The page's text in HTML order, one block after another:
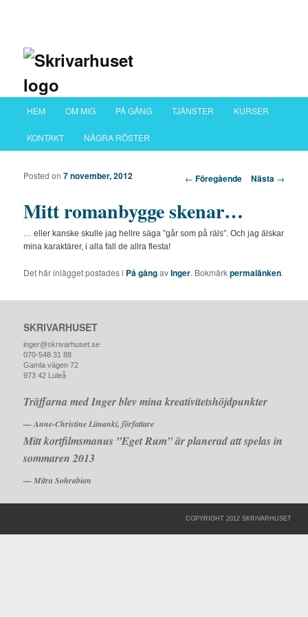
Hoppa till huvudinnehåll
Hoppa till sekundärt innehåll
HEM OM MIG PÅ GÅNG TJÄNSTER KURSER
KONTAKT NÅGRA RÖSTER
Inläggsnavigering
← Föregående Nästa →
Mitt romanbygge skenar…
Posted on7 november, 2012
… eller kanske skulle jag hellre säga ”går som på räls”. Och jag älskar
mina karaktärer, i alla fall de allra flesta!
Det här inlägget postades i På gångavInger. Bokmärkpermalänken.
SKRIVARHUSET
inger@skrivarhuset.se
070-548 31 88
Gamla vägen 72
973 42 Luleå
Träffarna med Inger blev mina kreativitetshöjdpunkter
— Anne-Christine Liinanki, författare
Mitt kortfilmsmanus ”Eget Rum” är planerad att spelas in
sommaren 2013
— Mitra Sohrabian
COPYRIGHT 2012 SKRIVARHUSET